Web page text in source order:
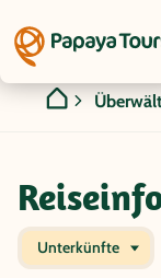
Unterkünfte